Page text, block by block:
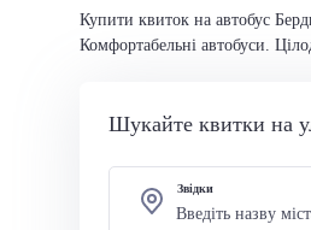
Купити квиток на автобус
Комфортабельні автобуси.
Шукайте квитки на
Звідки